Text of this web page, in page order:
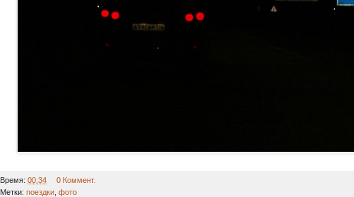
Время: 00:34
0 Коммент.
Метки: поездки фото